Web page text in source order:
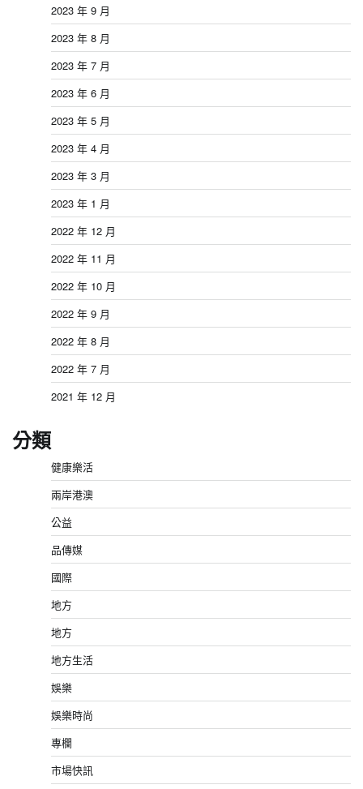
2023 年 9 月
2023 年 8 月
2023 年 7 月
2023 年 6 月
2023 年 5 月
2023 年 4 月
2023 年 3 月
2023 年 1 月
2022 年 12 月
2022 年 11 月
2022 年 10 月
2022 年 9 月
2022 年 8 月
2022 年 7 月
2021 年 12 月
分類
健康樂活
兩岸港澳
公益
品傳媒
國際
地方
地方
地方生活
娛樂
娛樂時尚
專欄
市場快訊